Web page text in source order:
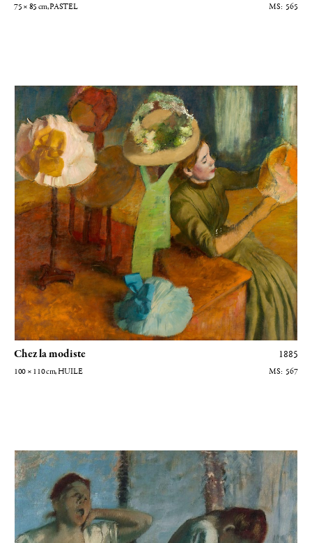
75 × 85 cm , PASTEL 565
Chez la modiste
Chez la modiste 1885
100 × 110cm , HUILE 567
Les repasseuses